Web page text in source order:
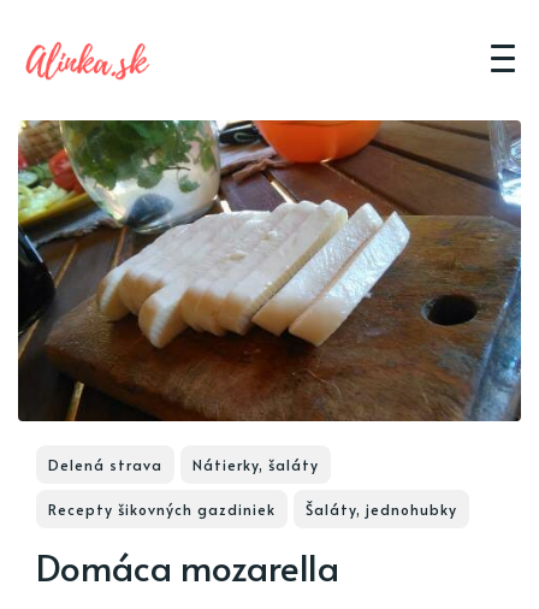
Delená strava Nátierky, šaláty
Recepty šikovných gazdiniek Šaláty, jednohubky
Domáca mozarella